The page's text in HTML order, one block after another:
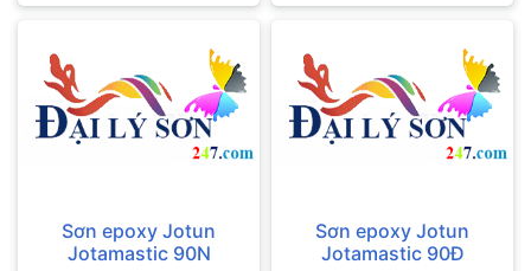
Sơn epoxy Jotun
Jotamastic 90N
Sơn epoxy Jotun
Jotamastic 90Đ